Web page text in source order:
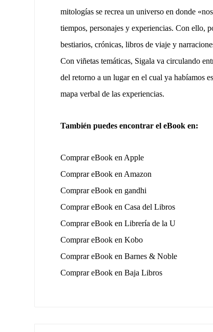
mitologías se recrea un universo en donde
tiempos, personajes y experiencias. Con ello,
bestiarios, crónicas, libros de viaje y
Con viñetas temáticas, Sigala va circulando
del retorno a un lugar en el cual ya habíamos
mapa verbal de las experiencias.
También puedes encontrar el eBook en:
Comprar eBook en Apple
Comprar eBook en Amazon
Comprar eBook en gandhi
Comprar eBook en Casa del Libros
Comprar eBook en Librería de la U
Comprar eBook en Kobo
Comprar eBook en Barnes & Noble
Comprar eBook en Baja Libros